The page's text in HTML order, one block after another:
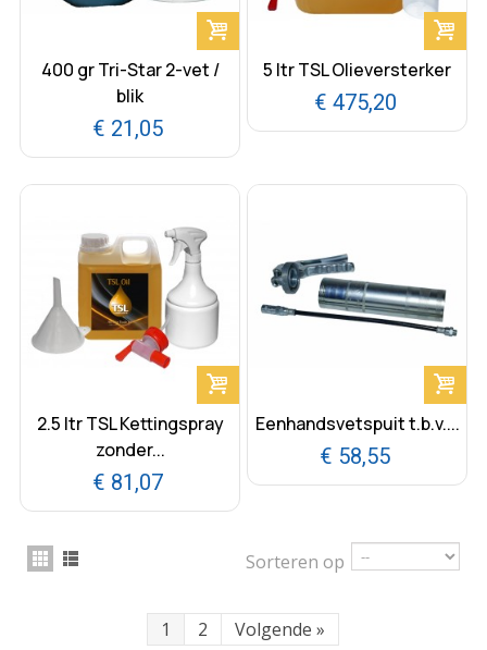
400 gr Tri-Star 2-vet /
blik
€ 21,05
5 ltr TSL Olieversterker
€ 475,20
2.5 ltr TSL Kettingspray
zonder...
€ 81,07
Eenhandsvetspuit t.b.v....
€ 58,55
Sorteren op
1 2 Volgende »